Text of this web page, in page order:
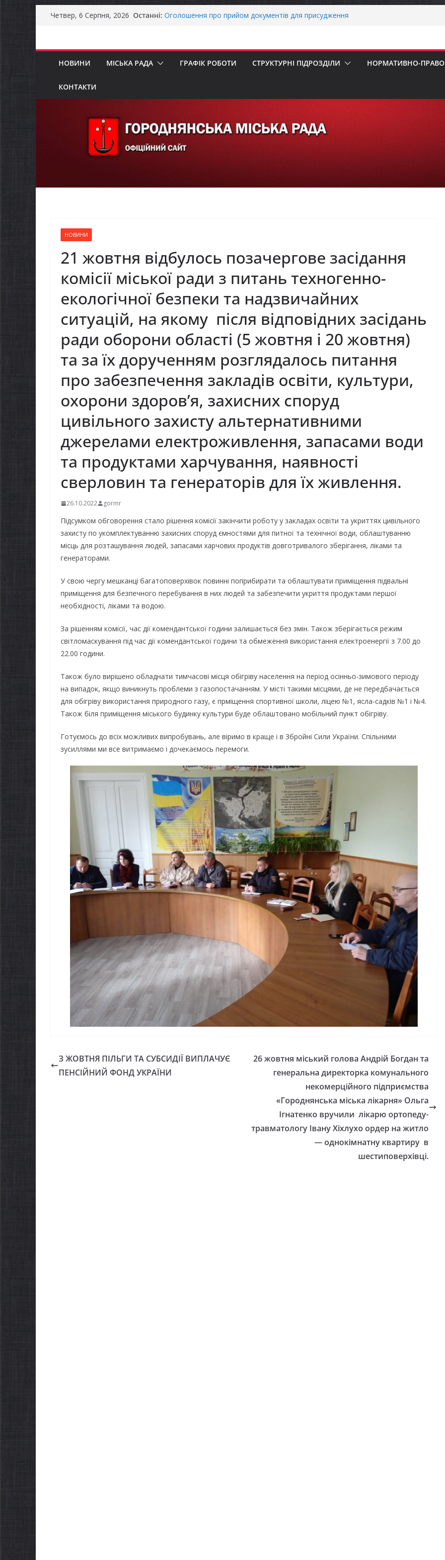
Перейти
Четвер, 6 Серпня, 2026 Останні: Оголошення про прийом документів для присудження
бізнесу»
НОВИНИ МІСЬКА РАДА ГРАФІК РОБОТИ СТРУКТУРНІ ПІДРОЗДІЛИ НОРМАТИВНО-
КОНТАКТИ
НОВИНИ
21 жовтня відбулось позачергове засідання
комісії міської ради з питань техногенно-
екологічної безпеки та надзвичайних
ситуацій, на якому після відповідних засідань
ради оборони області (5 жовтня і 20 жовтня)
та за їх дорученням розглядалось питання
про забезпечення закладів освіти, культури,
охорони здоров’я, захисних споруд
цивільного захисту альтернативними
джерелами електроживлення, запасами води
та продуктами харчування, наявності
сверловин та генераторів для їх живлення.
26.10.2022 gormr
Підсумком обговорення стало рішення комісії закінчити роботу у закладах освіти та укриттях цивільного
захисту по укомплектуванню захисних споруд ємностями для питної та технічної води, облаштуванню
місць для розташування людей, запасами харчових продуктів довготривалого зберігання, ліками та
генераторами.
У свою чергу мешканці багатоповерхівок повинні поприбирати та облаштувати приміщення підвальні
приміщення для безпечного перебування в них людей та забезпечити укриття продуктами першої
необхідності, ліками та водою.
За рішенням комісії, час дії комендантської години залишається без змін. Також зберігається режим
світломаскування під час дії комендантської години та обмеження використання електроенергії з 7.00 до
22.00 години.
Також було вирішено обладнати тимчасові місця обігріву населення на період осінньо-зимового періоду
на випадок, якщо виникнуть проблеми з газопостачанням. У місті такими місцями, де не передбачається
для обігріву використання природного газу, є прміщення спортивної школи, ліцею №1, ясла-садків №1 і №4.
Також біля приміщення міського будинку культури буде облаштовано мобільний пункт обігріву.
Готуємось до всіх можливих випробувань, але віримо в краще і в Збройні Сили України. Спільними
зусиллями ми все витримаємо і дочекаємось перемоги.
З ЖОВТНЯ ПІЛЬГИ ТА СУБСИДІЇ ВИПЛАЧУЄ
ПЕНСІЙНИЙ ФОНД УКРАЇНИ
26 жовтня міський голова Андрій Богдан та
генеральна директорка комунального
некомерційного підприємства
«Городнянська міська лікарня» Ольга
Ігнатенко вручили лікарю ортопеду-
травматологу Івану Хіхлухо ордер на житло
— однокімнатну квартиру в
шестиповерхівці.
майбутніх
уже
оформити
школяра»
НОВИНИ
Останніми днями
погода випробовує
жителів громади
справжньою літньою
НОВИНИ ОГОЛОШЕННЯ
Оголошення про
прийом документів
присудження Премії
Кабінету Міністрів
України за вагомий
внесок у
енергетичної
України
06.08.2026 gormr